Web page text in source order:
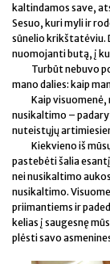
kaltindamos save,
Sesuo, kuri myli ir
sūnelio krikštatėviu.
nuomojanti butą, į
Turbūt nebuvo
mano dalies: kaip
Kaip
nusikaltimo –
nuteistųjų
Kiekvieno iš
pastebėti šalia
nei nusikaltimo
nusikaltimo.
priimantiems ir
kelias į saugesnę
plėsti savo